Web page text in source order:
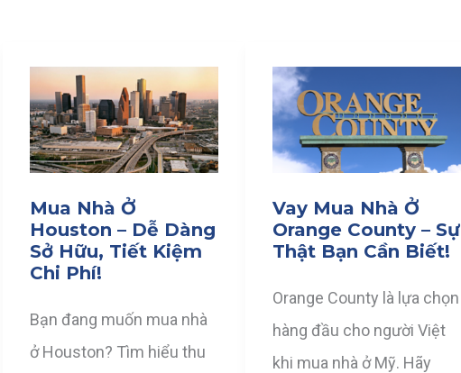
Mua Nhà Ở
Houston – Dễ Dàng
Sở Hữu, Tiết Kiệm
Chi Phí!
Bạn đang muốn mua nhà
ở Houston? Tìm hiểu thu
Vay Mua Nhà Ở
Orange County – Sự
Thật Bạn Cần Biết!
Orange County là lựa chọn
hàng đầu cho người Việt
khi mua nhà ở Mỹ. Hãy